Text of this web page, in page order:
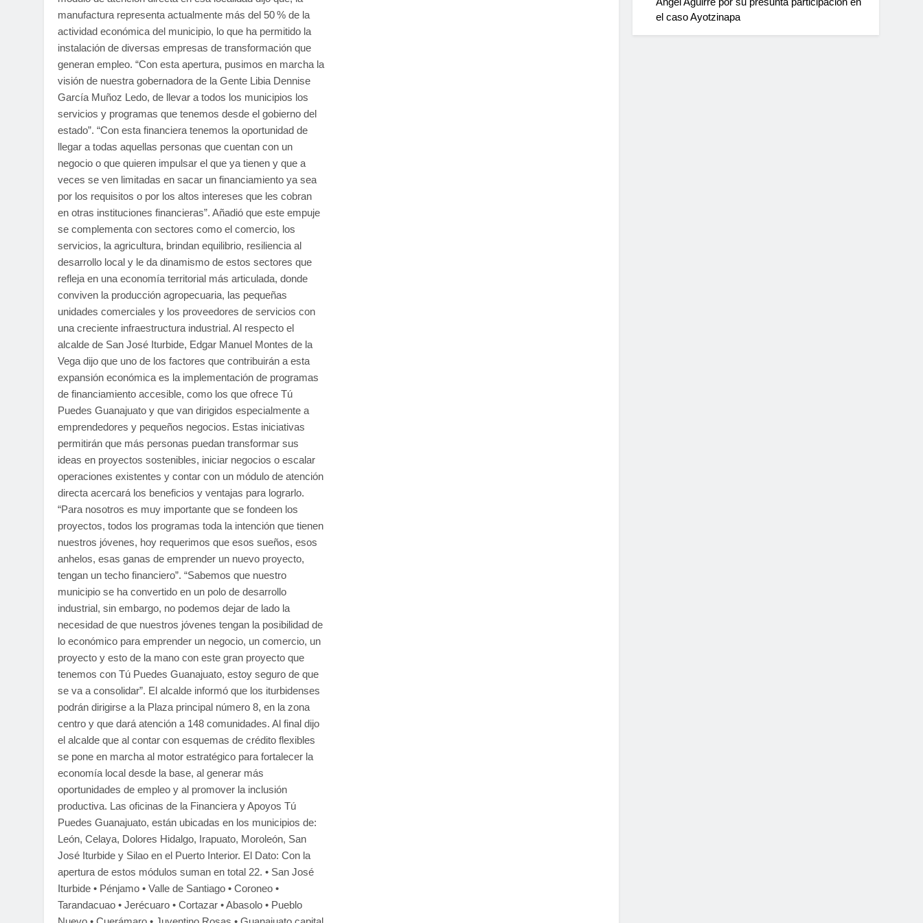
manufactura representa actualmente más del 50 % de la
actividad económica del municipio, lo que ha permitido la
instalación de diversas empresas de transformación que
generan empleo. “Con esta apertura, pusimos en marcha la
visión de nuestra gobernadora de la Gente Libia Dennise
García Muñoz Ledo, de llevar a todos los municipios los
servicios y programas que tenemos desde el gobierno del
estado”. “Con esta financiera tenemos la oportunidad de
llegar a todas aquellas personas que cuentan con un
negocio o que quieren impulsar el que ya tienen y que a
veces se ven limitadas en sacar un financiamiento ya sea
por los requisitos o por los altos intereses que les cobran
en otras instituciones financieras”. Añadió que este empuje
se complementa con sectores como el comercio, los
servicios, la agricultura, brindan equilibrio, resiliencia al
desarrollo local y le da dinamismo de estos sectores que
refleja en una economía territorial más articulada, donde
conviven la producción agropecuaria, las pequeñas
unidades comerciales y los proveedores de servicios con
una creciente infraestructura industrial. Al respecto el
alcalde de San José Iturbide, Edgar Manuel Montes de la
Vega dijo que uno de los factores que contribuirán a esta
expansión económica es la implementación de programas
de financiamiento accesible, como los que ofrece Tú
Puedes Guanajuato y que van dirigidos especialmente a
emprendedores y pequeños negocios. Estas iniciativas
permitirán que más personas puedan transformar sus
ideas en proyectos sostenibles, iniciar negocios o escalar
operaciones existentes y contar con un módulo de atención
directa acercará los beneficios y ventajas para lograrlo.
“Para nosotros es muy importante que se fondeen los
proyectos, todos los programas toda la intención que tienen
nuestros jóvenes, hoy requerimos que esos sueños, esos
anhelos, esas ganas de emprender un nuevo proyecto,
tengan un techo financiero”. “Sabemos que nuestro
municipio se ha convertido en un polo de desarrollo
industrial, sin embargo, no podemos dejar de lado la
necesidad de que nuestros jóvenes tengan la posibilidad de
lo económico para emprender un negocio, un comercio, un
proyecto y esto de la mano con este gran proyecto que
tenemos con Tú Puedes Guanajuato, estoy seguro de que
se va a consolidar”. El alcalde informó que los iturbidenses
podrán dirigirse a la Plaza principal número 8, en la zona
centro y que dará atención a 148 comunidades. Al final dijo
el alcalde que al contar con esquemas de crédito flexibles
se pone en marcha al motor estratégico para fortalecer la
economía local desde la base, al generar más
oportunidades de empleo y al promover la inclusión
productiva. Las oficinas de la Financiera y Apoyos Tú
Puedes Guanajuato, están ubicadas en los municipios de:
León, Celaya, Dolores Hidalgo, Irapuato, Moroleón, San
José Iturbide y Silao en el Puerto Interior. El Dato: Con la
apertura de estos módulos suman en total 22. • San José
Iturbide • Pénjamo • Valle de Santiago • Coroneo •
Tarandacuao • Jerécuaro • Cortazar • Abasolo • Pueblo
el caso Ayotzinapa